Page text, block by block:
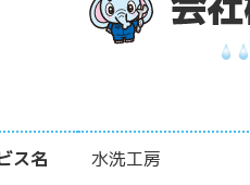
ス名 水洗工房